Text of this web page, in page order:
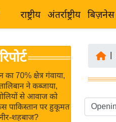
राष्ट्रीय अंतर्राष्ट्रीय बिज़नेस
का 70% क्षेत्र गंवाया,
ने कब्जाया,
से आवाज को
पाकिस्तान पर हुकूमत
शहबाज?